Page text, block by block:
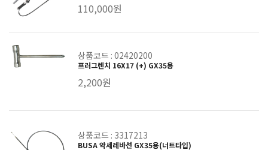
110,000원
상품코드 : 02420200
프러그렌치 16X17 (+) GX35용
2,200원
상품코드 : 3317213
BUSA 악세레바선 GX35용(너트타입)